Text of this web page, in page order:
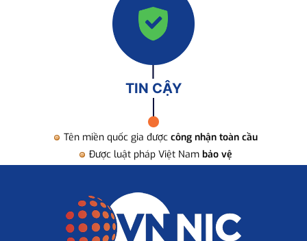
TIN CẬY
Tên miền quốc gia được công nhận toàn cầu
Được luật pháp Việt Nam bảo vệ